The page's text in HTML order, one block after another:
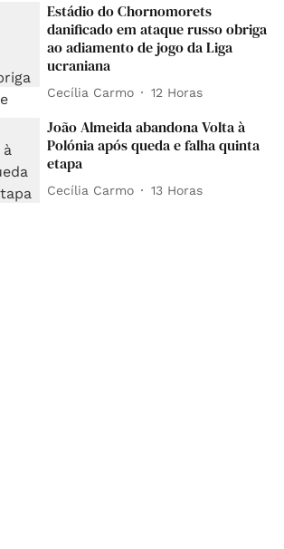
Estádio do Chornomorets
danificado em ataque russo obriga
ao adiamento de jogo da Liga
ucraniana
Cecília Carmo 12 Horas
João Almeida abandona Volta à
Polónia após queda e falha quinta
etapa
Cecília Carmo 13 Horas